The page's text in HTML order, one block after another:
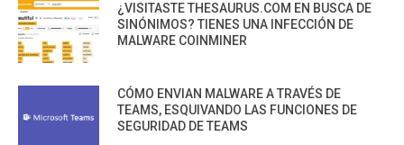
¿VISITASTE THESAURUS.COM EN BUSCA DE
SINÓNIMOS? TIENES UNA INFECCIÓN DE
MALWARE COINMINER
CÓMO ENVIAN MALWARE A TRAVÉS DE
TEAMS, ESQUIVANDO LAS FUNCIONES DE
SEGURIDAD DE TEAMS